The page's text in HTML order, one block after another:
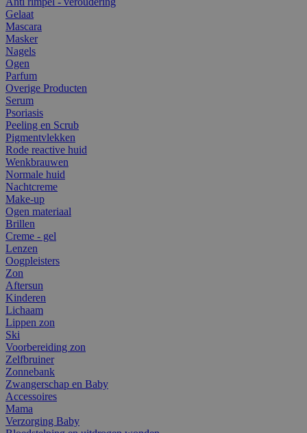
Gelaat
Mascara
Masker
Nagels
Ogen
Parfum
Overige Producten
Serum
Psoriasis
Peeling en Scrub
Pigmentvlekken
Rode reactive huid
Wenkbrauwen
Normale huid
Nachtcreme
Make-up
Ogen materiaal
Brillen
Creme - gel
Lenzen
Oogpleisters
Zon
Aftersun
Kinderen
Lichaam
Lippen zon
Ski
Voorbereiding zon
Zelfbruiner
Zonnebank
Zwangerschap en Baby
Accessoires
Mama
Verzorging Baby